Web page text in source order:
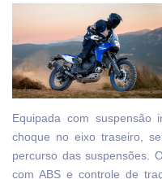
Equipada com suspensão
choque no eixo traseiro,
percurso das suspensões.
com ABS e controle de